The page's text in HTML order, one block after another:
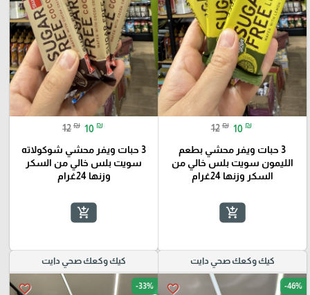
12 ₪ 10 ₪
3 حبات ويفر محشي بطعم
الليمون سويت بلس خالي من
السكر وزنها 24غرام
add_shopping_cart
12 ₪ 10 ₪
3 حبات ويفر محشي شوكولاته
سويت بلس خالي من السكر
وزنها 24غرام
add_shopping_cart
كيك وكعك صحي دايت
favorite_border -46%
كيك وكعك صحي دايت
favorite_border -33%